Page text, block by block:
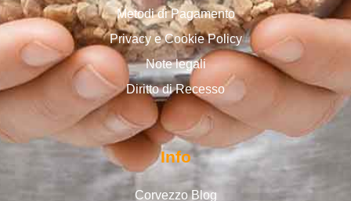
Metodi di Pagamento
Privacy e Cookie Policy
Note legali
Diritto di Recesso
Info
Corvezzo Blog